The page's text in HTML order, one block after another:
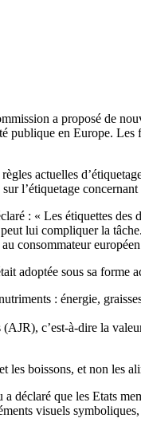
a proposé de
publique en Europe.
actuelles
l’étiquetage
: « Les étiquettes
lui compliquer la
consommateur
adoptée sous sa forme
: énergie,
c’est-à-dire la
les boissons, et non les
que les Etats
visuels